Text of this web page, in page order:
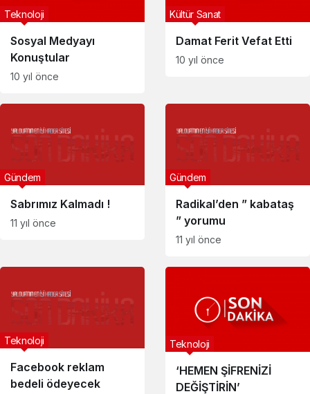
Sosyal Medyayı
Konuştular
Teknoloji
10 yıl önce
Damat Ferit Vefat Etti
Kültür Sanat
10 yıl önce
Sabrımız Kalmadı !
Gündem
11 yıl önce
Radikal’den ” kabataş
” yorumu
Gündem
11 yıl önce
Facebook reklam
bedeli ödeyecek
Teknoloji
‘HEMEN ŞİFRENİZİ
DEĞİŞTİRİN’
Teknoloji